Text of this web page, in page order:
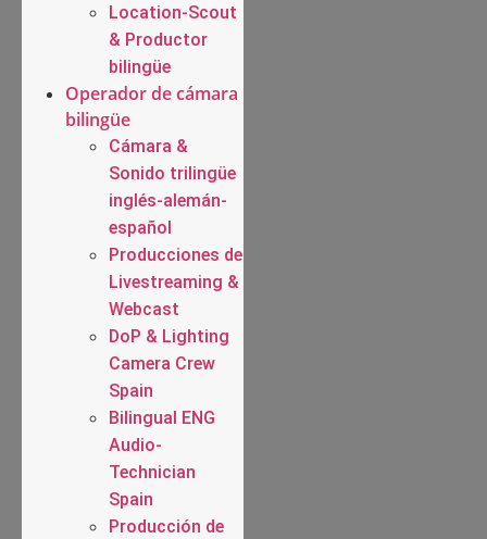
Location-Scout
& Productor
bilingüe
Operador de cámara
bilingüe
Cámara &
Sonido trilingüe
inglés-alemán-
español
Producciones de
Livestreaming &
Webcast
DoP & Lighting
Camera Crew
Spain
Bilingual ENG
Audio-
Technician
Spain
Producción de